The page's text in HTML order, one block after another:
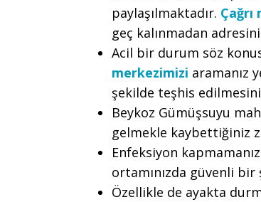
paylaşılmaktadır.
geç kalınmadan
Acil bir durum söz
merkezimizi aramanız
şekilde teşhis
Beykoz Gümüşsuyu
gelmekle kaybettiğiniz
Enfeksiyon
ortamınızda güvenli
Özellikle de ayakta